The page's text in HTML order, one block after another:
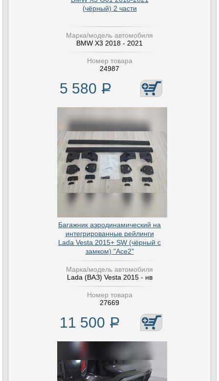
(чёрный) 2 части
Марка/модель автомобиля
BMW X3 2018 - 2021
Номер товара
24987
5 580 Р
Багажник аэродинамический на
интегрированные рейлинги
Lada Vesta 2015+ SW (чёрный с
замком) "Ace2"
Марка/модель автомобиля
Lada (ВАЗ) Vesta 2015 - нв
Номер товара
27669
11 500 Р